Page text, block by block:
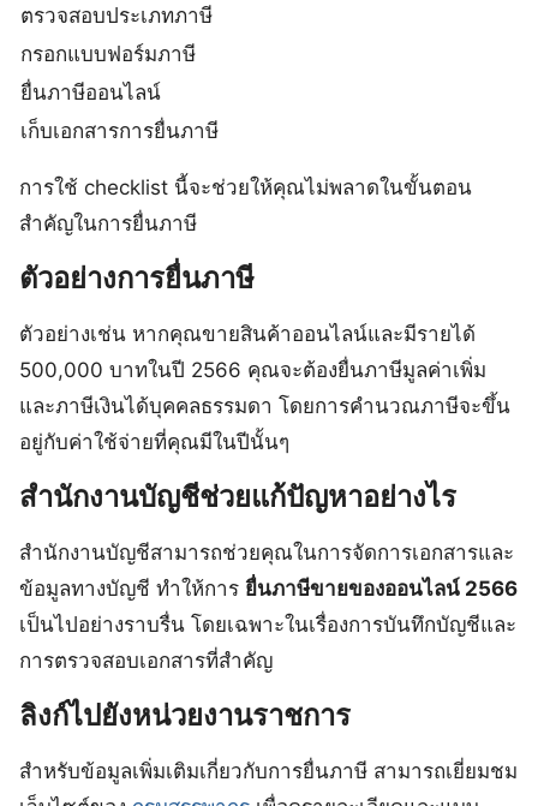
ตรวจสอบประเภทภาษี
กรอกแบบฟอร์มภาษี
ยื่นภาษีออนไลน์
เก็บเอกสารการยื่นภาษี
การใช้ checklist นี้จะช่วยให้คุณไม่พลาดในขั้นตอน
สำคัญในการยื่นภาษี
ตัวอย่างการยื่นภาษี
ตัวอย่างเช่น หากคุณขายสินค้าออนไลน์และมีรายได้
500,000 บาทในปี 2566 คุณจะต้องยื่นภาษีมูลค่าเพิ่ม
และภาษีเงินได้บุคคลธรรมดา โดยการคำนวณภาษีจะขึ้น
อยู่กับค่าใช้จ่ายที่คุณมีในปีนั้นๆ
สำนักงานบัญชีช่วยแก้ปัญหาอย่างไร
สำนักงานบัญชีสามารถช่วยคุณในการจัดการเอกสารและ
ข้อมูลทางบัญชี ทำให้การ ยื่นภาษีขายของออนไลน์ 2566
เป็นไปอย่างราบรื่น โดยเฉพาะในเรื่องการบันทึกบัญชีและ
การตรวจสอบเอกสารที่สำคัญ
ลิงก์ไปยังหน่วยงานราชการ
สำหรับข้อมูลเพิ่มเติมเกี่ยวกับการยื่นภาษี สามารถเยี่ยมชม